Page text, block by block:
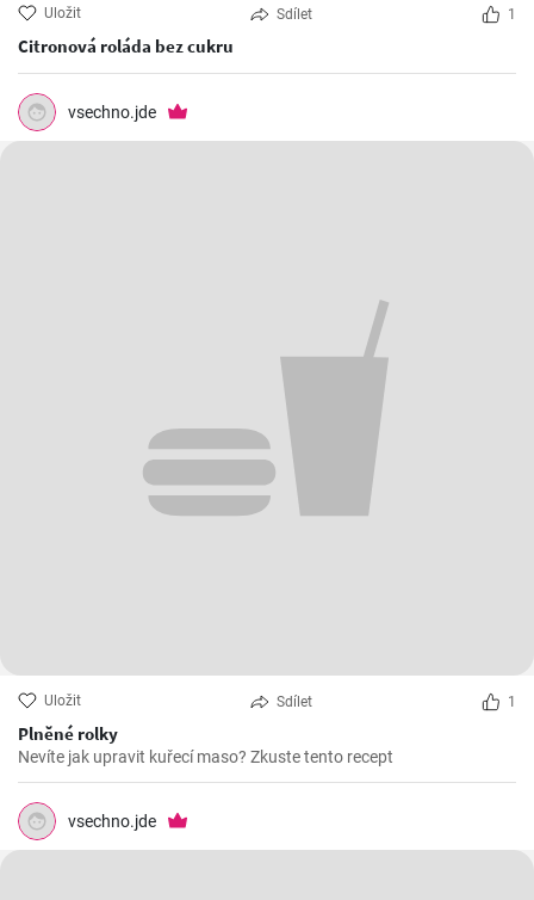
Uložit Sdílet 1
Citronová roláda bez cukru
vsechno.jde
Uložit Sdílet 1
Plněné rolky
Nevíte jak upravit kuřecí maso? Zkuste tento recept
vsechno.jde